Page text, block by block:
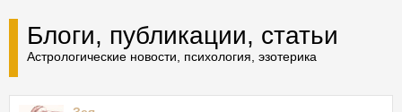
Блоги, публикации, статьи
Астрологические новости, психология, эзотерика